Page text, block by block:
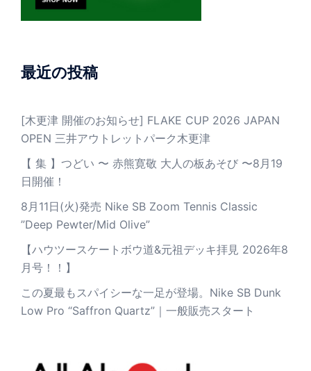
最近の投稿
[木更津 開催のお知らせ] FLAKE CUP 2026 JAPAN
OPEN 三井アウトレットパーク木更津
【 集 】つどい 〜 赤熊寛敬 大人の板あそび 〜8月19
日開催！
8月11日(火)発売 Nike SB Zoom Tennis Classic
”Deep Pewter/Mid Olive”
【ハウツースケートボウ道&元祖デッキ拝見 2026年8
月号！！】
この夏最もスパイシーな一足が登場。Nike SB Dunk
Low Pro “Saffron Quartz”｜一般販売スタート